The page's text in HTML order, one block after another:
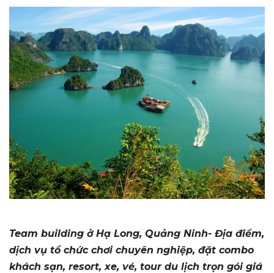
Team building ở Hạ Long, Quảng Ninh- Địa điểm,
dịch vụ tổ chức chơi chuyên nghiệp, đặt combo
khách sạn, resort, xe, vé, tour du lịch trọn gói giá